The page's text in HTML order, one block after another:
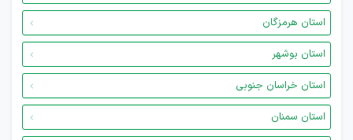
استان هرمزگان
استان بوشهر
استان خراسان جنوبی
استان سمنان